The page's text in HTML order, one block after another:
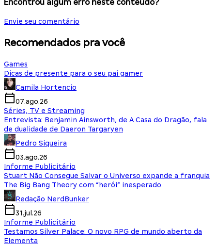
Encontrou algum erro neste conteúdo?
Envie seu comentário
Recomendados pra você
Games
Dicas de presente para o seu pai gamer
Camila Hortencio
07.ago.26
Séries, TV e Streaming
Entrevista: Benjamin Ainsworth, de A Casa do Dragão, fala
de dualidade de Daeron Targaryen
Pedro Siqueira
03.ago.26
Informe Publicitário
Stuart Não Consegue Salvar o Universo expande a franquia
The Big Bang Theory com “herói” inesperado
Redação NerdBunker
31.jul.26
Informe Publicitário
Testamos Silver Palace: O novo RPG de mundo aberto da
Elementa